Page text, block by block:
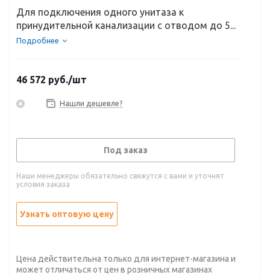
Для подключения одного унитаза к
принудительной канализации с отводом до 5...
Подробнее
46 572 руб./шт
Нашли дешевле?
Под заказ
Наши менеджеры обязательно свяжутся с вами и уточнят
условия заказа
Узнать оптовую цену
Цена действительна только для интернет-магазина и
может отличаться от цен в розничных магазинах